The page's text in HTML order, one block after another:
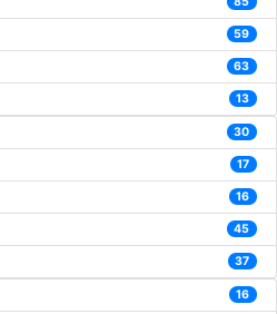
59
63
13
30
17
16
45
37
16